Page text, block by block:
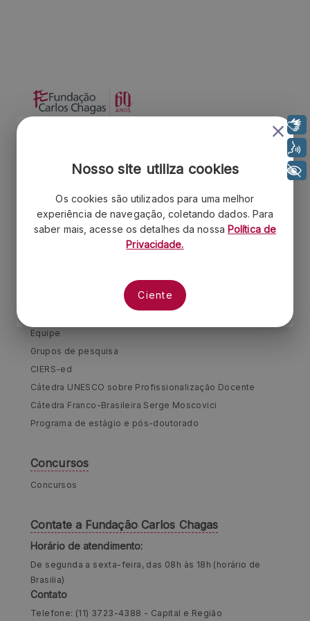
Quem somos
Portal do Colaborador
Parceiros
Contato
Pesquisa e Educação
Equipe
Grupos de pesquisa
CIERS-ed
Cátedra UNESCO sobre Profissionalização Docente
Cátedra Franco-Brasileira Serge Moscovici
Programa de estágio e pós-doutorado
Concursos
Concursos
Contate a Fundação Carlos Chagas
Horário de atendimento:
De segunda a sexta-feira, das 08h às 18h (horário de
Brasilia)
Contato
Telefone: (11) 3723-4388 - Capital e Região
Nosso site utiliza cookies
Os cookies são utilizados para uma melhor
experiência de navegação, coletando dados. Para
saber mais, acesse os detalhes da nossa Política de
Privacidade.
Ciente
+ Acessibilidade